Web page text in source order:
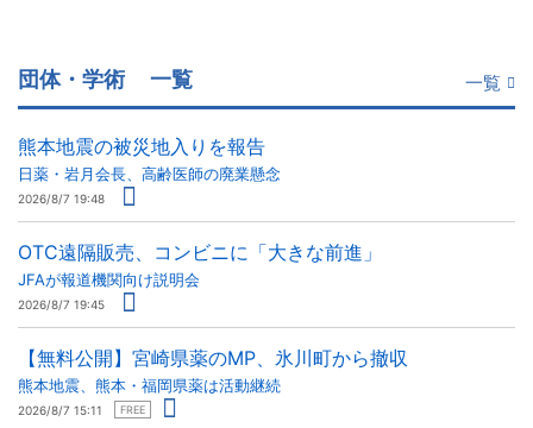
団体・学術 一覧 一覧
熊本地震の被災地入りを報告
日薬・岩月会長、高齢医師の廃業懸念
2026/8/7 19:48
OTC遠隔販売、コンビニに「大きな前進」
JFAが報道機関向け説明会
2026/8/7 19:45
【無料公開】宮崎県薬のMP、氷川町から撤収
熊本地震、熊本・福岡県薬は活動継続
2026/8/7 15:11 FREE